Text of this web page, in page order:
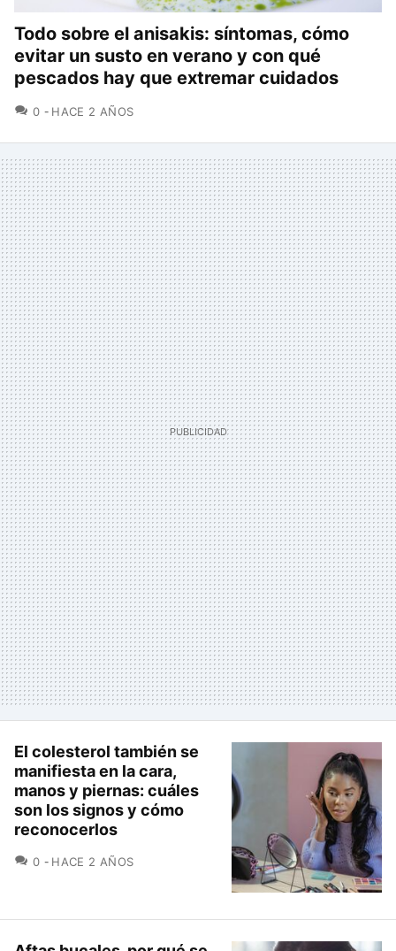
Todo sobre el anisakis: síntomas, cómo
evitar un susto en verano y con qué
pescados hay que extremar cuidados
0 COMENTARIOS
HACE 2 AÑOS
El colesterol también se
manifiesta en la cara,
manos y piernas: cuáles
son los signos y cómo
reconocerlos
0 COMENTARIOS
HACE 2 AÑOS